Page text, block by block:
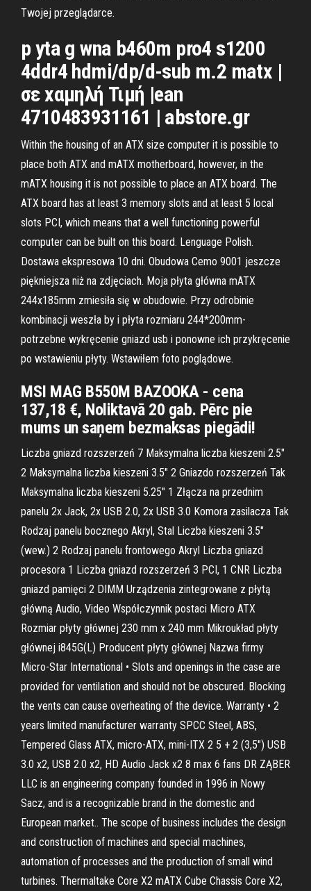
Twojej przeglądarce.
p yta g wna b460m pro4 s1200
4ddr4 hdmi/dp/d-sub m.2 matx |
σε xαμηλή Τιμή |ean
4710483931161 | abstore.gr
Within the housing of an ATX size computer it is possible to
place both ATX and mATX motherboard, however, in the
mATX housing it is not possible to place an ATX board. The
ATX board has at least 3 memory slots and at least 5 local
slots PCI, which means that a well functioning powerful
computer can be built on this board. Lenguage Polish.
Dostawa ekspresowa 10 dni. Obudowa Cemo 9001 jeszcze
piękniejsza niż na zdjęciach. Moja płyta główna mATX
244x185mm zmiesiła się w obudowie. Przy odrobinie
kombinacji weszła by i płyta rozmiaru 244*200mm-
potrzebne wykręcenie gniazd usb i ponowne ich przykręcenie
po wstawieniu płyty. Wstawiłem foto poglądowe.
MSI MAG B550M BAZOOKA - cena
137,18 €, Noliktavā 20 gab. Pērc pie
mums un saņem bezmaksas piegādi!
Liczba gniazd rozszerzeń 7 Maksymalna liczba kieszeni 2.5"
2 Maksymalna liczba kieszeni 3.5" 2 Gniazdo rozszerzeń Tak
Maksymalna liczba kieszeni 5.25" 1 Złącza na przednim
panelu 2x Jack, 2x USB 2.0, 2x USB 3.0 Komora zasilacza Tak
Rodzaj panelu bocznego Akryl, Stal Liczba kieszeni 3.5"
(wew.) 2 Rodzaj panelu frontowego Akryl Liczba gniazd
procesora 1 Liczba gniazd rozszerzeń 3 PCI, 1 CNR Liczba
gniazd pamięci 2 DIMM Urządzenia zintegrowane z płytą
główną Audio, Video Współczynnik postaci Micro ATX
Rozmiar płyty głównej 230 mm x 240 mm Mikroukład płyty
głównej i845G(L) Producent płyty głównej Nazwa firmy
Micro-Star International • Slots and openings in the case are
provided for ventilation and should not be obscured. Blocking
the vents can cause overheating of the device. Warranty • 2
years limited manufacturer warranty SPCC Steel, ABS,
Tempered Glass ATX, micro-ATX, mini-ITX 2 5 + 2 (3,5") USB
3.0 x2, USB 2.0 x2, HD Audio Jack x2 8 max 6 fans DR ZĄBER
LLC is an engineering company founded in 1996 in Nowy
Sacz, and is a recognizable brand in the domestic and
European market.. The scope of business includes the design
and construction of machines and special machines,
automation of processes and the production of small wind
turbines. Thermaltake Core X2 mATX Cube Chassis Core X2,